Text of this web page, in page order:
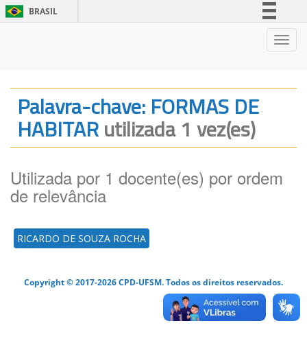
BRASIL
Legislação
Canais
Palavra-chave: FORMAS DE
HABITARutilizada 1 vez(es)
Utilizada por 1 docente(es) por ordem
de relevância
RICARDO DE SOUZA ROCHA
Copyright © 2017-2026 CPD-UFSM. Todos os direitos reservados.